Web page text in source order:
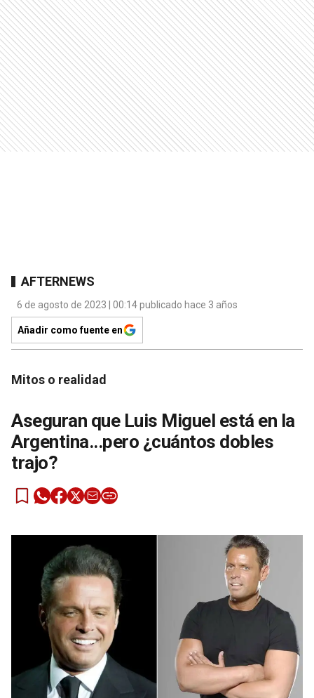
AFTERNEWS
6 de agosto de 2023 | 00:14 publicado hace 3 años
Añadir como fuente en
Mitos o realidad
Aseguran que Luis Miguel está en la
Argentina...pero ¿cuántos dobles
trajo?